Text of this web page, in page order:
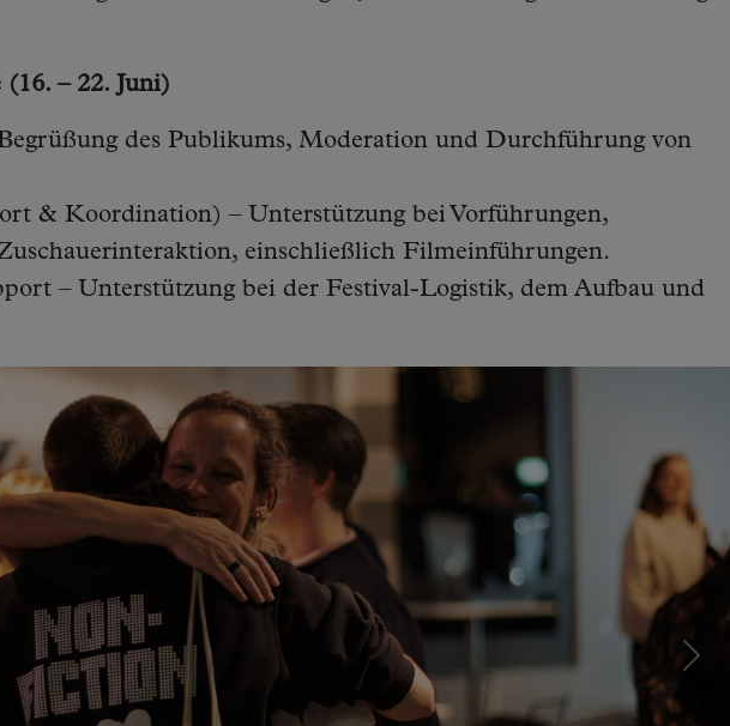
– 22. Juni)
des Publikums, Moderation und Durchführung von
& Koordination) – Unterstützung bei Vorführungen,
einschließlich Filmeinführungen.
– Unterstützung bei der Festival-Logistik, dem Aufbau und